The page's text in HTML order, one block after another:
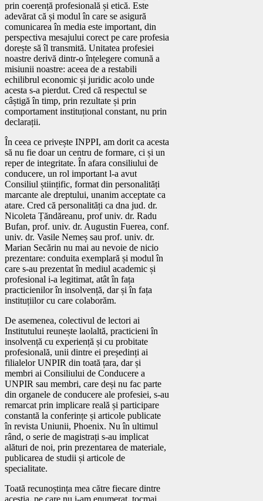
prin coerență profesională și etică. Este
adevărat că și modul în care se asigură
comunicarea în media este important, din
perspectiva mesajului corect pe care profesia
dorește să îl transmită. Unitatea profesiei
noastre derivă dintr-o înțelegere comună a
misiunii noastre: aceea de a restabili
echilibrul economic și juridic acolo unde
acesta s-a pierdut. Cred că respectul se
câștigă în timp, prin rezultate și prin
comportament instituțional constant, nu prin
declarații.
În ceea ce privește INPPI, am dorit ca acesta
să nu fie doar un centru de formare, ci și un
reper de integritate. În afara consiliului de
conducere, un rol important l-a avut
Consiliul științific, format din personalități
marcante ale dreptului, unanim acceptate ca
atare. Cred că personalități ca dna jud. dr.
Nicoleta Țăndăreanu, prof univ. dr. Radu
Bufan, prof. univ. dr. Augustin Fuerea, conf.
univ. dr. Vasile Nemeș sau prof. univ. dr.
Marian Secărin nu mai au nevoie de nicio
prezentare: conduita exemplară și modul în
care s-au prezentat în mediul academic și
profesional i-a legitimat, atât în fața
practicienilor în insolvență, dar și în fața
instituțiilor cu care colaborăm.
De asemenea, colectivul de lectori ai
Institutului reunește laolaltă, practicieni în
insolvență cu experiență și cu probitate
profesională, unii dintre ei președinți ai
filialelor UNPIR din toată țara, dar și
membri ai Consiliului de Conducere a
UNPIR sau membri, care deși nu fac parte
din organele de conducere ale profesiei, s-au
remarcat prin implicare reală și participare
constantă la conferințe și articole publicate
în revista Uniunii, Phoenix. Nu în ultimul
rând, o serie de magistrați s-au implicat
alături de noi, prin prezentarea de materiale,
publicarea de studii și articole de
specialitate.
Toată recunoștința mea către fiecare dintre
aceștia, pe care nu i-am enumerat, tocmai